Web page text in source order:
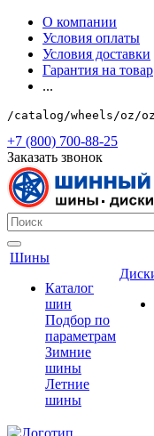
О компании
Условия оплаты
Условия доставки
Гарантия на товар
...
/catalog/wheels/oz/
+7 (800) 700-88-25
Заказать звонок
Шины
Каталог
шин
Подбор по
параметрам
Зимние
шины
Летние
шины